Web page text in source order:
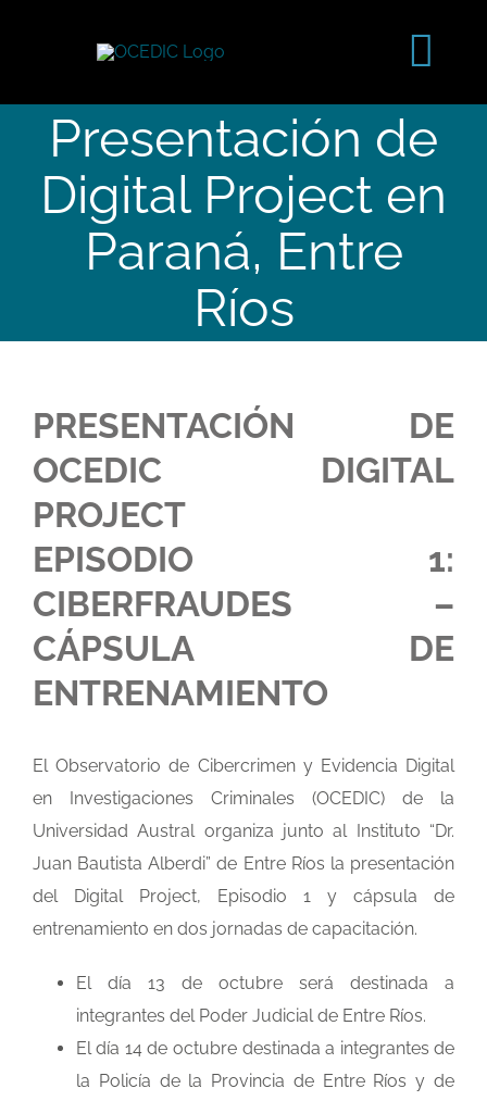
Presentación de
Digital Project en
Paraná, Entre
Ríos
PRESENTACIÓN DE
OCEDIC DIGITAL
PROJECT
EPISODIO 1:
CIBERFRAUDES –
CÁPSULA DE
ENTRENAMIENTO
El Observatorio de Cibercrimen y Evidencia Digital
en Investigaciones Criminales (OCEDIC) de la
Universidad Austral organiza junto al Instituto “Dr.
Juan Bautista Alberdi” de Entre Ríos la presentación
del Digital Project, Episodio 1 y cápsula de
entrenamiento en dos jornadas de capacitación.
El día 13 de octubre será destinada a
integrantes del Poder Judicial de Entre Ríos.
El día 14 de octubre destinada a integrantes de
la Policía de la Provincia de Entre Ríos y de